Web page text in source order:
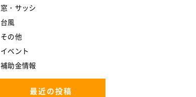
窓・サッシ
台風
その他
イベント
補助金情報
最近の投稿